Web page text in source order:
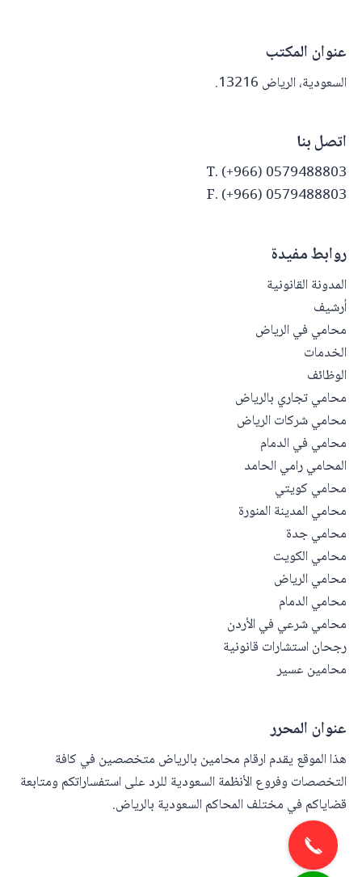
عنوان المكتب
السعودية، الرياض 13216.
اتصل بنا
T. (+966) 0579488803
F. (+966) 0579488803
روابط مفيدة
المدونة القانونية
أرشيف
محامي في الرياض
الخدمات
الوظائف
محامي تجاري بالرياض
محامي شركات الرياض
محامي في الدمام
المحامي رامي الحامد
محامي كويتي
محامي المدينة المنورة
محامي جدة
محامي الكويت
محامي الرياض
محامي الدمام
محامي شرعي في الأردن
رجحان استشارات قانونية
محامين عسير
عنوان المحرر
هذا الموقع يقدم ارقام محامين بالرياض متخصصين في كافة
التخصصات وفروع الأنظمة السعودية للرد على استفساراتكم ومتابعة
قضاياكم في مختلف المحاكم السعودية بالرياض.